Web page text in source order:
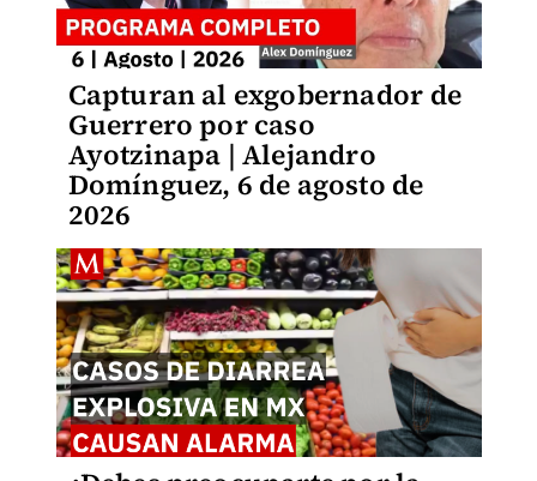
Capturan al exgobernador de
Guerrero por caso
Ayotzinapa | Alejandro
Domínguez, 6 de agosto de
2026